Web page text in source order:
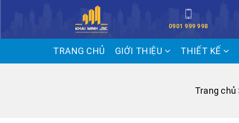
0901 999 998
TRANG CHỦ GIỚI THIỆU THIẾT KẾ
Trang chủ